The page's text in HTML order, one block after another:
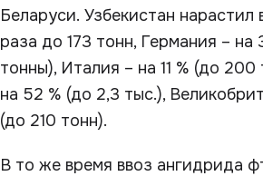
Беларуси. Узбекистан нарастил
раза до 173 тонн, Германия – на
тонны), Италия – на 11 % (до
на 52 % (до 2,3 тыс.),
(до 210 тонн).
В то же время ввоз ангидрида